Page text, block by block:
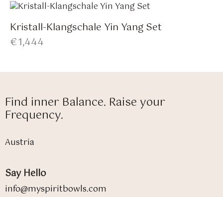
Kristall-Klangschale Yin Yang Set
€1,444
Find inner Balance. Raise your
Frequency.
Austria
Say Hello
info@myspiritbowls.com